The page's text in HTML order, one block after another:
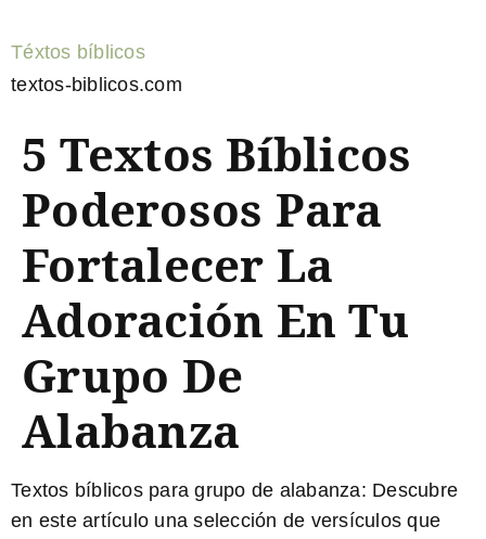
Téxtos bíblicos
textos-biblicos.com
5 Textos Bíblicos
Poderosos Para
Fortalecer La
Adoración En Tu
Grupo De
Alabanza
Textos bíblicos para grupo de alabanza: Descubre
en este artículo una selección de versículos que